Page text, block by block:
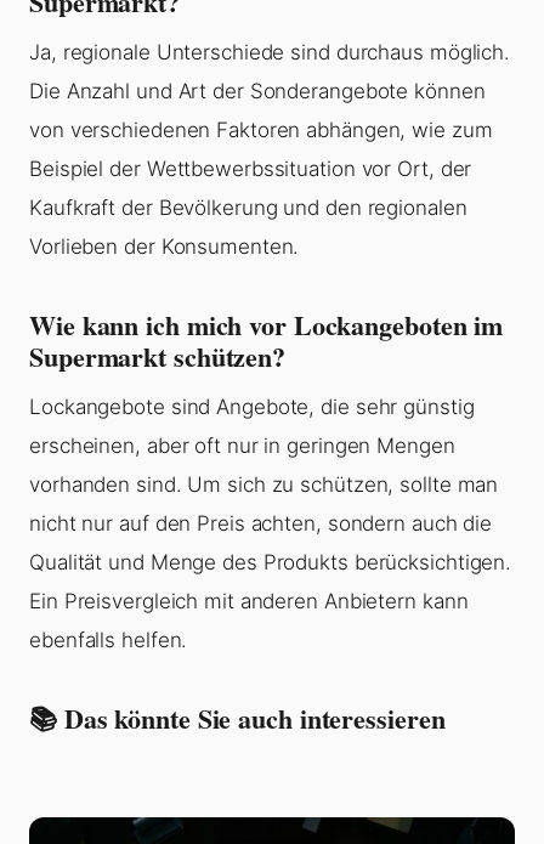
Ja, regionale Unterschiede sind durchaus möglich.
Die Anzahl und Art der Sonderangebote können
von verschiedenen Faktoren abhängen, wie zum
Beispiel der Wettbewerbssituation vor Ort, der
Kaufkraft der Bevölkerung und den regionalen
Vorlieben der Konsumenten.
Wie kann ich mich vor Lockangeboten im
Supermarkt schützen?
Lockangebote sind Angebote, die sehr günstig
erscheinen, aber oft nur in geringen Mengen
vorhanden sind. Um sich zu schützen, sollte man
nicht nur auf den Preis achten, sondern auch die
Qualität und Menge des Produkts berücksichtigen.
Ein Preisvergleich mit anderen Anbietern kann
ebenfalls helfen.
📚 Das könnte Sie auch interessieren